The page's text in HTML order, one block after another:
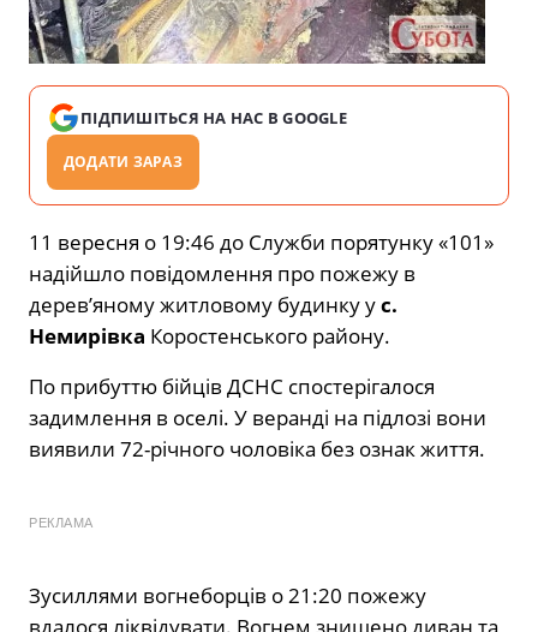
ПІДПИШІТЬСЯ НА НАС В GOOGLE
ДОДАТИ ЗАРАЗ
11 вересня о 19:46 до Служби порятунку «101»
надійшло повідомлення про пожежу в
дерев’яному житловому будинку ус.
Немирівка Коростенського району.
По прибуттю бійців ДСНС спостерігалося
задимлення в оселі. У веранді на підлозі вони
виявили 72-річного чоловіка без ознак життя.
РЕКЛАМА
Зусиллями вогнеборців о 21:20 пожежу
вдалося ліквідувати. Вогнем знищено диван та